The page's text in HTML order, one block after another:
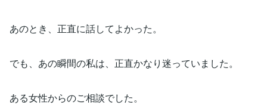
あのとき、正直に話してよかった。
でも、あの瞬間の私は、正直かなり迷っていました。
ある女性からのご相談でした。